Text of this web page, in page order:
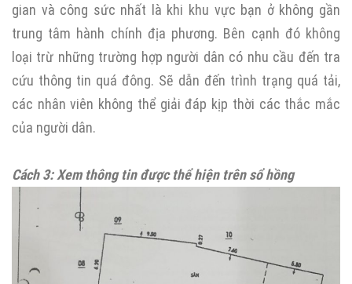
gian và công sức nhất là khi khu vực bạn ở không gần
trung tâm hành chính địa phương. Bên cạnh đó không
loại trừ những trường hợp người dân có nhu cầu đến tra
cứu thông tin quá đông. Sẽ dẫn đến trình trạng quá tải,
các nhân viên không thể giải đáp kịp thời các thắc mắc
của người dân.
Cách 3: Xem thông tin được thể hiện trên sổ hồng